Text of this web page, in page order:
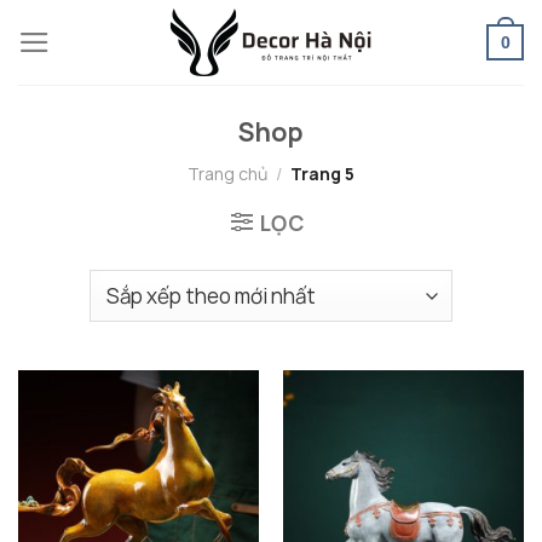
to
0
Shop
Trang chủ / Trang 5
LỌC